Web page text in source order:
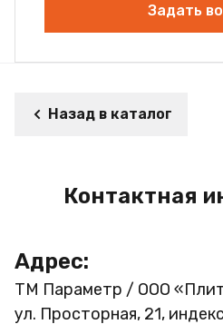
Задать
Назад в каталог
Контактная
Адрес:
ТМ Параметр / ООО
ул. Просторная, 21,